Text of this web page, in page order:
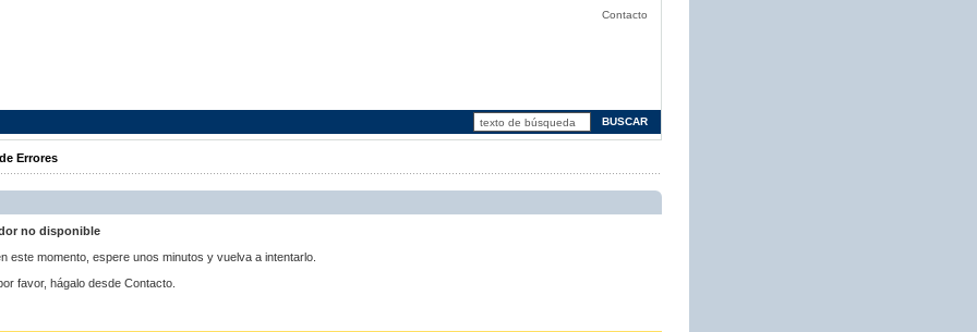
Contacto
Errores
no disponible
este momento, espere unos minutos y vuelva a intentarlo.
favor, hágalo desde Contacto.